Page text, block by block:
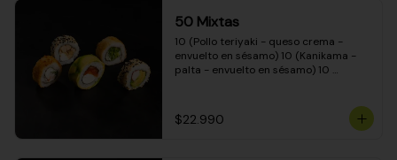
50 Mixtas
10 (Pollo teriyaki - queso crema -
envuelto en sésamo) 10 (Kanikama -
palta - envuelto en sésamo) 10
cebollín - envuelto en masa tempura)
10 (Pimentón - queso crema - cebollín
$22.990